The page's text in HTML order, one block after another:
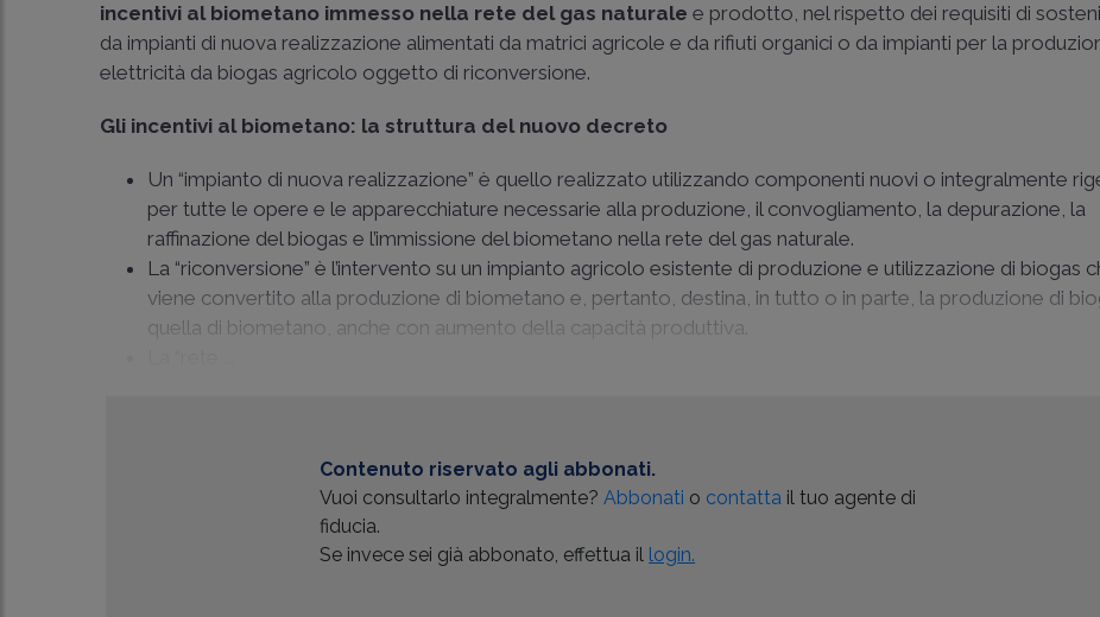
incentivi al biometano immesso nella rete del gas naturale e prodotto, nel rispetto dei requisiti di
da impianti di nuova realizzazione alimentati da matrici agricole e da rifiuti organici o da impianti per la
elettricità da biogas agricolo oggetto di riconversione.
Gli incentivi al biometano: la struttura del nuovo decreto
Un “impianto di nuova realizzazione” è quello realizzato utilizzando componenti nuovi o integralmente
per tutte le opere e le apparecchiature necessarie alla produzione, il convogliamento, la depurazione, la
raffinazione del biogas e l’immissione del biometano nella rete del gas naturale.
La “riconversione” è l’intervento su un impianto agricolo esistente di produzione e utilizzazione di biogas
viene convertito alla produzione di biometano e, pertanto, destina, in tutto o in parte, la produzione di
quella di biometano, anche con aumento della capacità produttiva.
Contenuto riservato agli abbonati.
Vuoi consultarlo integralmente?Abbonati o contatta il tuo agente di
fiducia.
Se invece sei già abbonato, effettua il login.